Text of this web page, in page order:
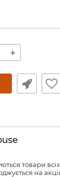
+
товари
на